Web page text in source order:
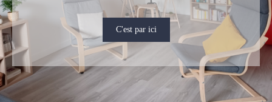
C'est par ici